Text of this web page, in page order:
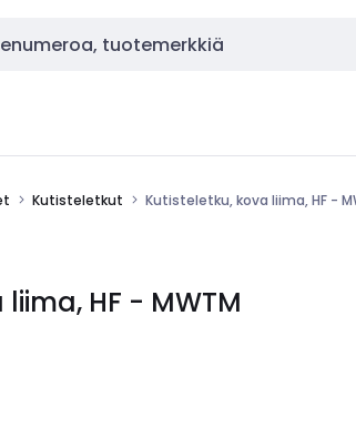
Kutisteletkut Kutisteletku, kova liima, HF -
HF - MWTM